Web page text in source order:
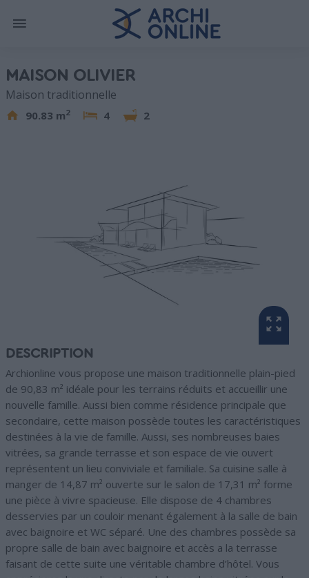
MAISON OLIVIER
Maison traditionnelle
90.83 m2 4 2
DESCRIPTION
Archionline vous propose une maison traditionnelle plain-pied
de 90,83 m² idéale pour les terrains réduits et accueillir une
nouvelle famille. Aussi bien comme résidence principale que
secondaire, cette maison possède toutes les caractéristiques
destinées à la vie de famille. Aussi, ses nombreuses baies
vitrées, sa grande terrasse et son espace de vie ouvert
représentent un lieu conviviale et familiale. Sa cuisine salle à
manger de 14,87 m² ouverte sur le salon de 17,31 m² forme
une pièce à vivre spacieuse. Elle dispose de 4 chambres
desservies par un couloir menant également à la salle de bain
avec baignoire et WC séparé. Une des chambres possède sa
propre salle de bain avec baignoire et accès a la terrasse
faisant de cette suite une véritable chambre d’hôtel. Vous